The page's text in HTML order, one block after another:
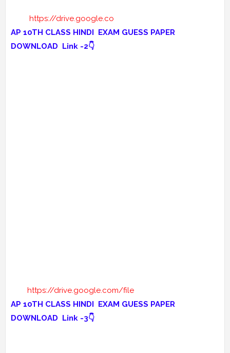
https://drive.google.co
AP 10TH CLASS HINDI EXAM GUESS PAPER
DOWNLOAD Link -2👇
https://drive.google.com/file
AP 10TH CLASS HINDI EXAM GUESS PAPER
DOWNLOAD Link -3👇